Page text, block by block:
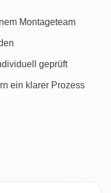
Montageteam
geprüft
ein klarer Prozess